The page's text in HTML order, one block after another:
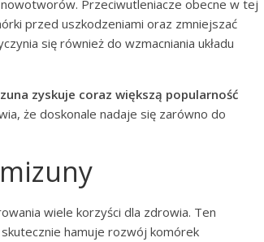
Przeciwutleniacze obecne w tej
przed uszkodzeniami oraz zmniejszać
się również do wzmacniania układu
zyskuje coraz większą popularność
że doskonale nadaje się zarówno do
wiele korzyści dla zdrowia. Ten
hamuje rozwój komórek